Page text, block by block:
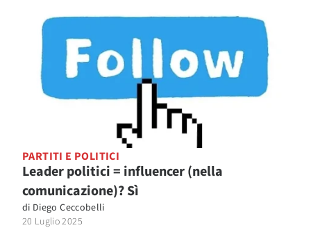
PARTITI E POLITICI
Leader politici = influencer (nella
comunicazione)? Sì
di Diego Ceccobelli
20 Luglio 2025